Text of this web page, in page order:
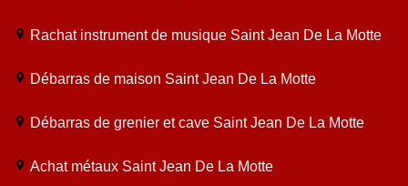
Rachat instrument de musique Saint Jean De La Motte
Débarras de maison Saint Jean De La Motte
Débarras de grenier et cave Saint Jean De La Motte
Achat métaux Saint Jean De La Motte